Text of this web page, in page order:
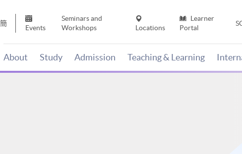
簡
Events
Seminars and
Workshops
Locations
Learner
Portal
About Study Admission Teaching & Learning